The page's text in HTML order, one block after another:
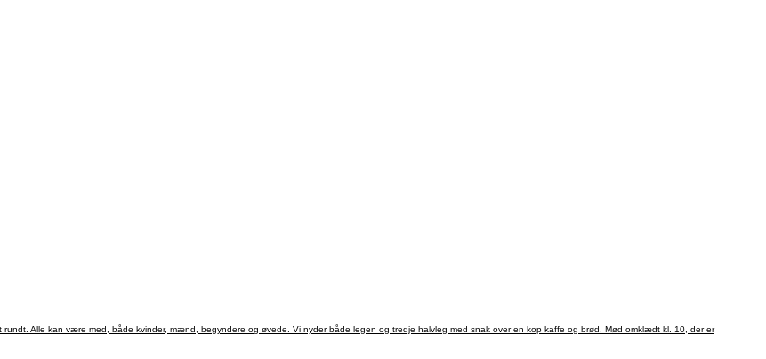
Alle kan være med, både kvinder, mænd, begyndere og øvede. Vi nyder både legen og tredje halvleg med snak over en kop kaffe og brød. Mød omklædt kl. 10, der er